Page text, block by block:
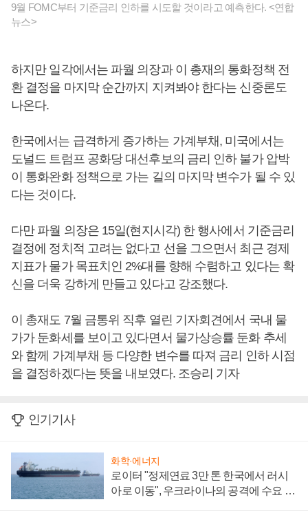
9월 FOMC부터 기준금리 인하를 시도할 것이라고 예측한다. <연합
뉴스>
하지만 일각에서는 파월 의장과 이 총재의 통화정책 전
환 결정을 마지막 순간까지 지켜봐야 한다는 신중론도
나온다.
한국에서는 급격하게 증가하는 가계부채, 미국에서는
도널드 트럼프 공화당 대선후보의 금리 인하 불가 압박
이 통화완화 정책으로 가는 길의 마지막 변수가 될 수 있
다는 것이다.
다만 파월 의장은 15일(현지시각) 한 행사에서 기준금리
결정에 정치적 고려는 없다고 선을 그으면서 최근 경제
지표가 물가 목표치인 2%대를 향해 수렴하고 있다는 확
신을 더욱 강하게 만들고 있다고 강조했다.
이 총재도 7월 금통위 직후 열린 기자회견에서 국내 물
가가 둔화세를 보이고 있다면서 물가상승률 둔화 추세
와 함께 가계부채 등 다양한 변수를 따져 금리 인하 시점
을 결정하겠다는 뜻을 내보였다. 조승리 기자
인기기사
화학·에너지
로이터 "정제연료 3만 톤 한국에서 러시
아로 이동", 우크라이나의 공격에 수요 늘